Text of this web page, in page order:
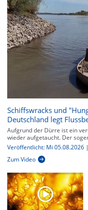
Schiffswracks und
Deutschland legt
Aufgrund der Dürre ist ein
wieder aufgetaucht. Der
Veröffentlicht: Mi 05.08.2026
Zum Video